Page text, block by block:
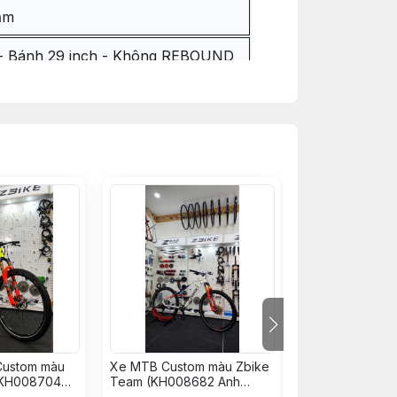
29 inch - Không REBOUND
màu
Xe MTB Custom màu Zbike
Team (KH008682 Anh